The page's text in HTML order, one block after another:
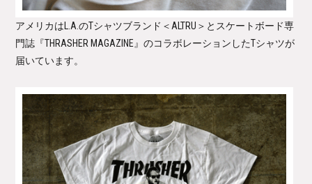
アメリカはL.A.のTシャツブランド ＜ALTRU＞ とスケートボード専
門誌 『THRASHER MAGAZINE』のコラボレーションしたTシャツが
届いています。